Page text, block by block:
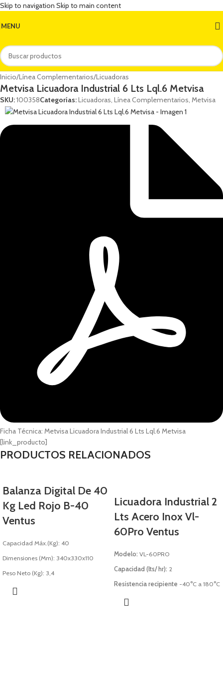
Skip to navigation Skip to main content
MENU
Inicio/Línea Complementarios/Licuadoras
Metvisa Licuadora Industrial 6 Lts Lql.6 Metvisa
SKU:100358Categorías:Licuadoras, Línea Complementarios, Metvisa
Ficha Técnica: Metvisa Licuadora Industrial 6 Lts Lql.6 Metvisa
[link_producto]
PRODUCTOS RELACIONADOS
Balanza Digital De 40
Kg Led Rojo B-40
Ventus
Capacidad Máx.(Kg): 40
Dimensiones (Mm): 340x330x110
Peso Neto (Kg): 3,4
Peso Bruto (Kg): 3,6
Licuadora Industrial 2
Lts Acero Inox Vl-
60Pro Ventus
Modelo: VL-60PRO
Capacidad (lts/ hr): 2
Resistencia recipiente -40°C a 180°C
Velocidad (Min / Max)